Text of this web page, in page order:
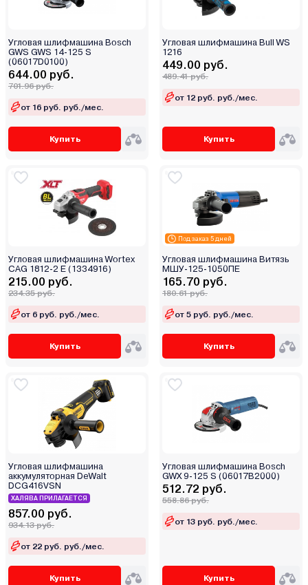
Угловая шлифмашина Bosch
GWS GWS 14-125 S
(06017D0100)
644.00 руб.
701.96 руб.
от 16 руб. руб./мес.
Купить
Угловая шлифмашина Bull WS
1216
449.00 руб.
489.41 руб.
от 12 руб. руб./мес.
Купить
Угловая шлифмашина Wortex
CAG 1812-2 E (1334916)
215.00 руб.
234.35 руб.
от 6 руб. руб./мес.
Купить
Под заказ 5 дней
Угловая шлифмашина Витязь
МШУ-125-1050ПЕ
165.70 руб.
180.61 руб.
от 5 руб. руб./мес.
Купить
Угловая шлифмашина
аккумуляторная DeWalt
DCG416VSN
ХАЛЯВА ПРИЛАГАЕТСЯ
857.00 руб.
934.13 руб.
от 22 руб. руб./мес.
Купить
Угловая шлифмашина Bosch
GWX 9-125 S (06017B2000)
512.72 руб.
558.86 руб.
от 13 руб. руб./мес.
Купить